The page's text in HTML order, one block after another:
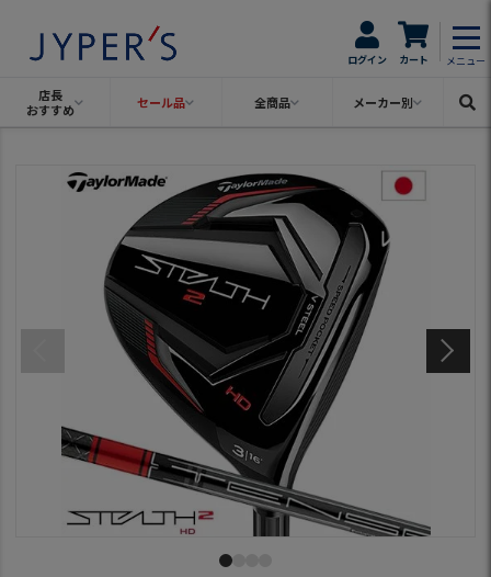
ログイン カート メニュー
店長
おすすめ
セール品 全商品 メーカー別